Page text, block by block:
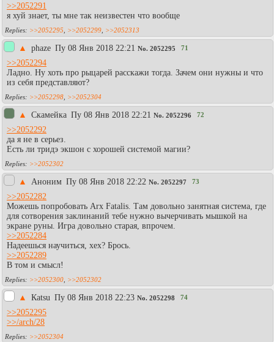
>>2052291
я хуй знает, ты мне так неизвестен что вообще
>>2052295 >>2052299 >>2052313
▲ phaze Пy 08 Янв 2018 22:21 No. 2052295 71
>>2052294
Ладно. Ну хоть про рыцарей расскажи тогда. Зачем они нужны и что
из себя представляют?
>>2052298 >>2052304
▲ Скамейка Пy 08 Янв 2018 22:21 No. 2052296 72
>>2052292
да я не в серьез.
Есть ли тридэ экшон с хорошей системой магии?
>>2052302
▲ Аноним Пy 08 Янв 2018 22:22 No. 2052297 73
>>2052282
Можешь попробовать Arx Fatalis. Там довольно занятная система, где
для сотворения заклинаний тебе нужно вычерчивать мышкой на
экране руны. Игра довольно старая, впрочем.
>>2052284
Надеешься научиться, хех? Брось.
>>2052289
В том и смысл!
>>2052300 >>2052302
▲ Каtsu Пy 08 Янв 2018 22:23 No. 2052298 74
>>2052295
>>/arch/28
>>2052304